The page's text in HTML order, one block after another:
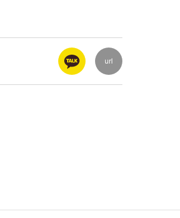
url